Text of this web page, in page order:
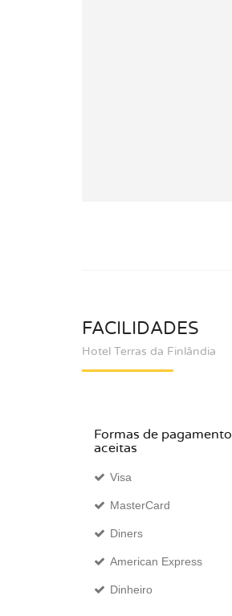
FACILIDADES
Hotel Terras da Finlândia
Formas de pagamento
aceitas
Visa
MasterCard
Diners
American Express
Dinheiro